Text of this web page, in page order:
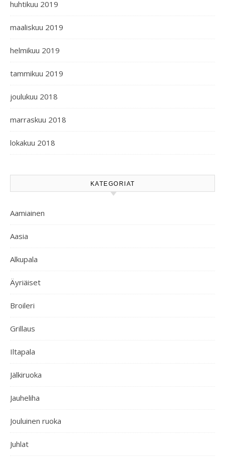
huhtikuu 2019
maaliskuu 2019
helmikuu 2019
tammikuu 2019
joulukuu 2018
marraskuu 2018
lokakuu 2018
KATEGORIAT
Aamiainen
Aasia
Alkupala
Äyriäiset
Broileri
Grillaus
Iltapala
Jälkiruoka
Jauheliha
Jouluinen ruoka
Juhlat